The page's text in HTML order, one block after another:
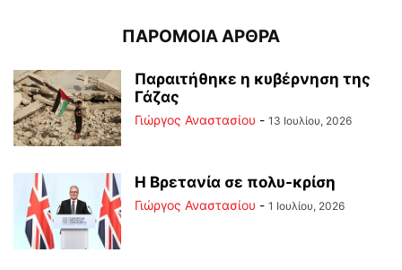
ΠΑΡΟΜΟΙΑ ΑΡΘΡΑ
Παραιτήθηκε η κυβέρνηση της
Γάζας
Γιώργος Αναστασίου - 13 Ιουλίου, 2026
Η Βρετανία σε πολυ-κρίση
Γιώργος Αναστασίου - 1 Ιουλίου, 2026